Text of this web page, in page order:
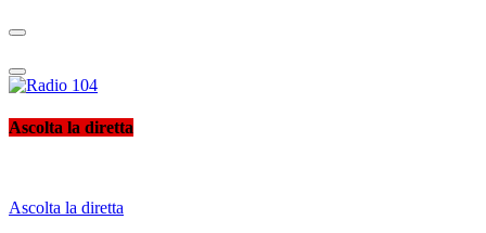
Radio 104
Like It !
Ascolta la diretta
Ascolta la diretta